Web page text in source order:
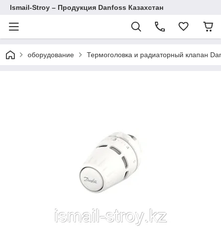
Ismail-Stroy – Продукция Danfoss Казахстан
оборудование Термоголовка и радиаторный клапан